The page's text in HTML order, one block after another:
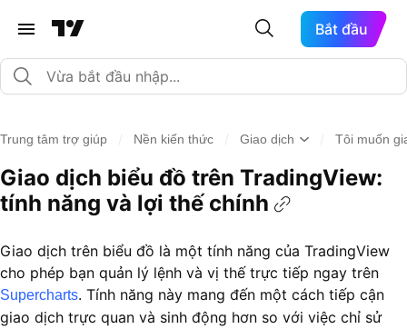
Bắt đầu
Trung tâm trợ giúp Nền kiến thức Giao dịch Tôi muốn
Giao dịch biểu đồ trên TradingView:
tính năng và lợi thế chính
Giao dịch trên biểu đồ là một tính năng của TradingView
cho phép bạn quản lý lệnh và vị thế trực tiếp ngay trên
Supercharts. Tính năng này mang đến một cách tiếp cận
giao dịch trực quan và sinh động hơn so với việc chỉ sử